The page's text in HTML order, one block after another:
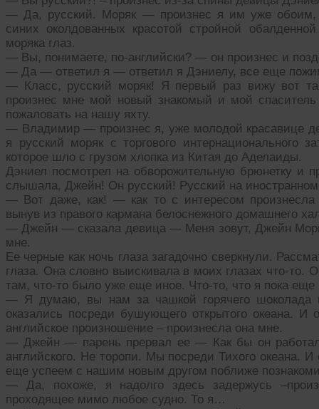
— Да, русский. Моряк — произнес я им уже обоим,
синих околдованных красотой стройной
моряка глаз.
— Вы, понимаете, по-английски? — он произнес и
— Да — ответил я — ответил я Дэниелу, все еще
— Класс, русский моряк! Я первый раз вижу вот
произнес мне мой новый знакомый и мой
пожаловать на нашу яхту.
— Владимир — произнес я, уже молодой красавице
я русский моряк с торгового интернационального
которое шло с грузом хлопка из Китая до Аделаиды.
Дэниел посмотрел на обворожительную брюнетку и
слышала, Джейн! Он русский! Русский на
— Вот даже, как! — как то с интересом
вынув из правого кармана белоснежного домашнего
— Джейн — сказала девица — Меня зовут, Джейн
мне.
Ее черные как ночь глаза загадочно сверкнули.
глаза. Она словно выискивала в моих глазах что-то.
там, что-то было уже еще иное. Что-то, что я пока еще
— Я думаю, вы нам за чашкой горячего шоколада
оказались посреди бушующего открытого океана. И
английское произношение – произнесла она мне.
— Джейн — парень прервал ее — Как бы он
английского. Не торопи. Мы посреди Тихого океана.
еще успеем с нашим новым другом поближе
— Да, похоже, я надолго здесь задержусь
проходящее мимо любое судно. То я…